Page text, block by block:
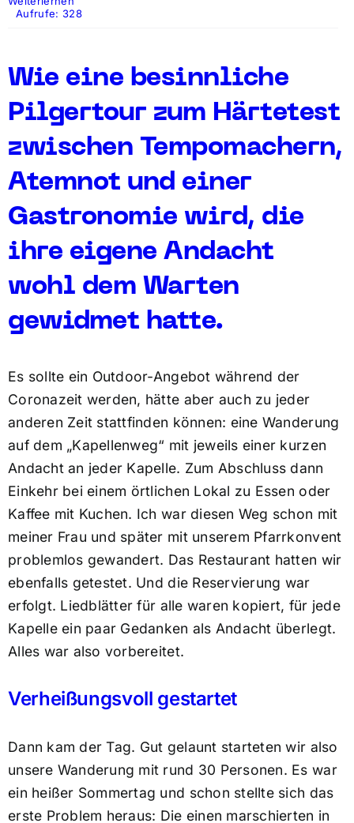
Aufrufe: 328
Wie eine besinnliche
Pilgertour zum Härtetest
zwischen Tempomachern,
Atemnot und einer
Gastronomie wird, die
ihre eigene Andacht
wohl dem Warten
gewidmet hatte.
Es sollte ein Outdoor-Angebot während der
Coronazeit werden, hätte aber auch zu jeder
anderen Zeit stattfinden können: eine Wanderung
auf dem „Kapellenweg“ mit jeweils einer kurzen
Andacht an jeder Kapelle. Zum Abschluss dann
Einkehr bei einem örtlichen Lokal zu Essen oder
Kaffee mit Kuchen. Ich war diesen Weg schon mit
meiner Frau und später mit unserem Pfarrkonvent
problemlos gewandert. Das Restaurant hatten wir
ebenfalls getestet. Und die Reservierung war
erfolgt. Liedblätter für alle waren kopiert, für jede
Kapelle ein paar Gedanken als Andacht überlegt.
Alles war also vorbereitet.
Verheißungsvoll gestartet
Dann kam der Tag. Gut gelaunt starteten wir also
unsere Wanderung mit rund 30 Personen. Es war
ein heißer Sommertag und schon stellte sich das
erste Problem heraus: Die einen marschierten in